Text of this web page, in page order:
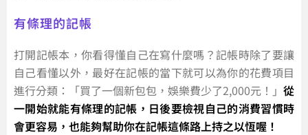
有條理的記帳
打開記帳本，你看得懂自己在寫什麼嗎？記帳時除了要讓
自己看懂以外，最好在記帳的當下就可以為你的花費項目
進行分類：「買了一個新包包，娛樂費少了2,000元！」 從
一開始就能有條理的記帳，日後要檢視自己的消費習慣時
會更容易，也能夠幫助你在記帳這條路上持之以恆喔！